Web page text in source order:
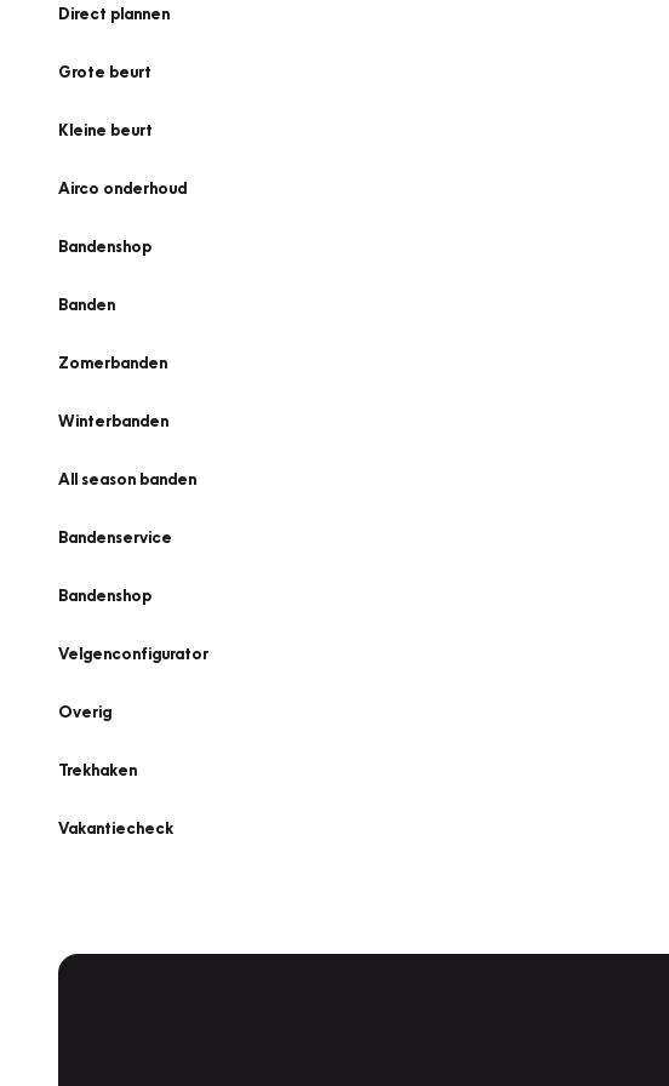
Direct plannen
Grote beurt
Kleine beurt
Airco onderhoud
Bandenshop
Banden
Zomerbanden
Winterbanden
All season banden
Bandenservice
Bandenshop
Velgenconfigurator
Overig
Trekhaken
Vakantiecheck